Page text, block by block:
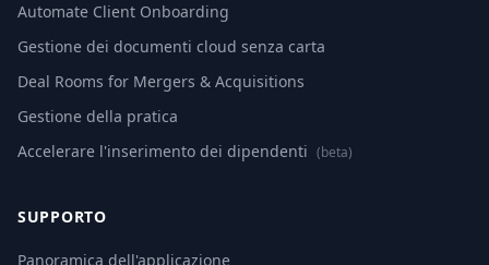
Automate Client Onboarding
Gestione dei documenti cloud senza carta
Deal Rooms for Mergers & Acquisitions
Gestione della pratica
Accelerare l'inserimento dei dipendenti (beta)
SUPPORTO
Panoramica dell'applicazione